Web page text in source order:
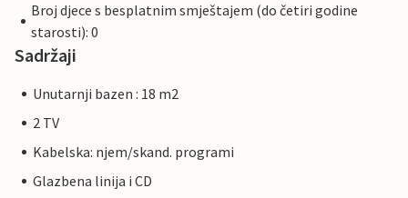
Broj djece s besplatnim smještajem (do četiri godine
starosti): 0
Sadržaji
Unutarnji bazen : 18 m2
2 TV
Kabelska: njem/skand. programi
Glazbena linija i CD